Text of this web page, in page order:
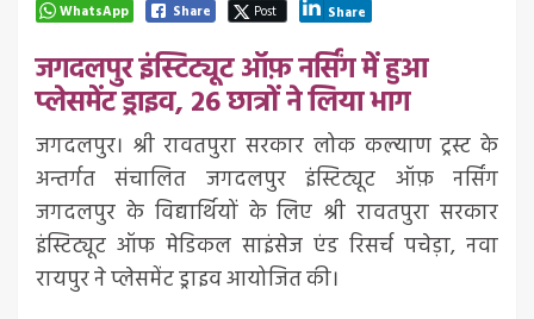
WhatsApp Share Post Share
जगदलपुर इंस्टिट्यूट ऑफ़ नर्सिंग में हुआ
प्लेसमेंट ड्राइव, 26 छात्रों ने लिया भाग
जगदलपुर। श्री रावतपुरा सरकार लोक कल्याण ट्रस्ट के
अन्तर्गत संचालित जगदलपुर इंस्टिट्यूट ऑफ़ नर्सिंग
जगदलपुर के विद्यार्थियों के लिए श्री रावतपुरा सरकार
इंस्टिट्यूट ऑफ मेडिकल साइंसेज एंड रिसर्च पचेड़ा, नवा
रायपुर ने प्लेसमेंट ड्राइव आयोजित की।